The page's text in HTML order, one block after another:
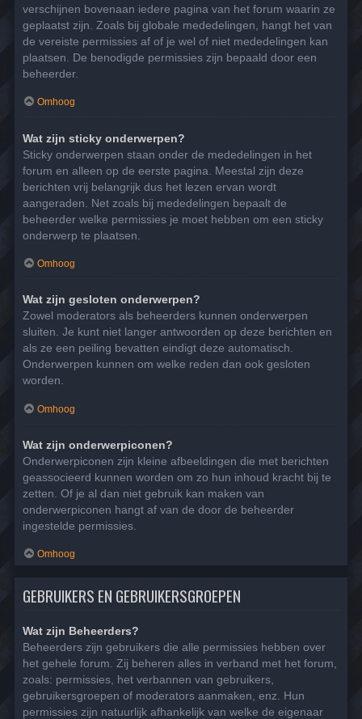
verschijnen bovenaan iedere pagina van het forum waarin ze
geplaatst zijn. Zoals bij globale mededelingen, hangt het van
de vereiste permissies af of je wel of niet mededelingen kan
plaatsen. De benodigde permissies zijn bepaald door een
beheerder.
Omhoog
Wat zijn sticky onderwerpen?
Sticky onderwerpen staan onder de mededelingen in het
forum en alleen op de eerste pagina. Meestal zijn deze
berichten vrij belangrijk dus het lezen ervan wordt
aangeraden. Net zoals bij mededelingen bepaalt de
beheerder welke permissies je moet hebben om een sticky
onderwerp te plaatsen.
Omhoog
Wat zijn gesloten onderwerpen?
Zowel moderators als beheerders kunnen onderwerpen
sluiten. Je kunt niet langer antwoorden op deze berichten en
als ze een peiling bevatten eindigt deze automatisch.
Onderwerpen kunnen om welke reden dan ook gesloten
worden.
Omhoog
Wat zijn onderwerpiconen?
Onderwerpiconen zijn kleine afbeeldingen die met berichten
geassocieerd kunnen worden om zo hun inhoud kracht bij te
zetten. Of je al dan niet gebruik kan maken van
onderwerpiconen hangt af van de door de beheerder
ingestelde permissies.
Omhoog
GEBRUIKERS EN GEBRUIKERSGROEPEN
Wat zijn Beheerders?
Beheerders zijn gebruikers die alle permissies hebben over
het gehele forum. Zij beheren alles in verband met het forum,
zoals: permissies, het verbannen van gebruikers,
gebruikersgroepen of moderators aanmaken, enz. Hun
permissies zijn natuurlijk afhankelijk van welke de eigenaar